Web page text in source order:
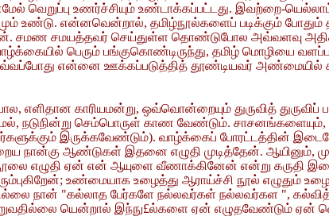
வெறுப்பு உணர்ச்சியும் உண்டாக்கப்பட்டது. இவற்றை-
என்னவென்றால், தமிழ்நூல்களைப் படிக்கும் போதும்
சமண சமயத்தவர் செய்துள்ள தொண்டுபோல அவ்வளவு
பெரும் பங்குகொண்டிருந்து, தமிழ் மொழியை
என்னை ஊக்கப்படுத்தித் தூண்டியவர் அண்மையில்
எளிதான காரியமன்று, ஒவ்வொன்றையும் துருவித் துருவிப்
நடுநின்று செம்பொருள் காண வேண்டும். சாசனங்களையும்,
இருக்கவேண்டும்). வாழ்க்கைப் போரட்டத்தின்
நான்கு ஆண்டுகள் இதனை எழுதி முடித்தேன்.
நூலை எழுதி ஏன் என் ஆயுளை வீணாக்கினேன் என்று கருதி
உண்மையாக உழைத்து ஆராய்ச்சி நூல் எழுதும்
நான் "கல்லாத பேர்களே நல்லவர்கள் நல்லவர்கள ",
யென்றால் இந்நு£ல்களை ஏன் எழுதவேண்டும் ஏன்